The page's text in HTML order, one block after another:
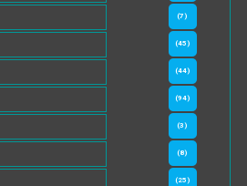
(7)
(45)
(44)
(94)
(3)
(8)
(25)